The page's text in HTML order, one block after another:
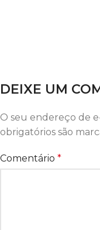
DEIXE UM
O seu endereço de
obrigatórios são
Comentário *